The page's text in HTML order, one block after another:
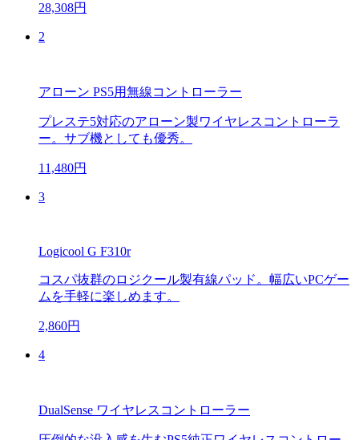
28,308円
2
アローン PS5用無線コントローラー
プレステ5対応のアローン製ワイヤレスコントローラ
ー。サブ機としても優秀。
11,480円
3
Logicool G F310r
コスパ抜群のロジクール製有線パッド。幅広いPCゲー
ムを手軽に楽しめます。
2,860円
4
DualSense ワイヤレスコントローラー